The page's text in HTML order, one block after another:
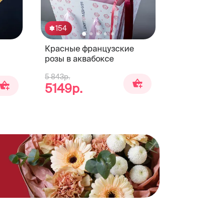
154
Красные французские
розы в аквабоксе
5 843р.
5149р.